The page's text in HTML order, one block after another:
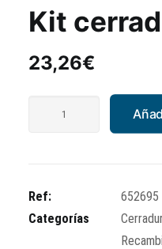
Kit
23,26€
Ref:
652695
Categorías